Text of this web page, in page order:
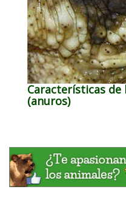
Características de
(anuros)